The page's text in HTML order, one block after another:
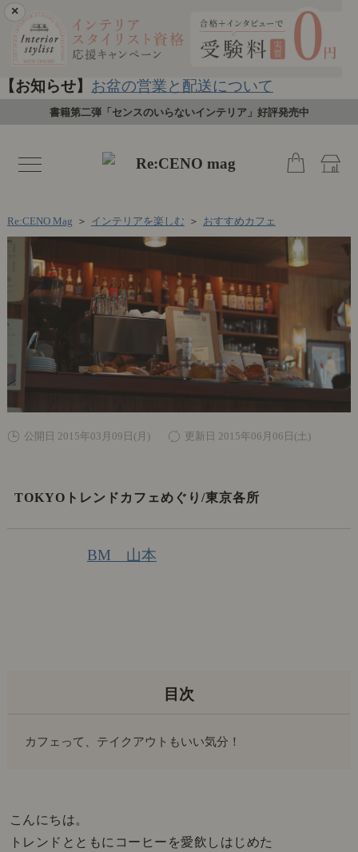
×
【お知らせ】 お盆の営業と配送について
書籍第二弾「センスのいらないインテリア」好評発売中
toggle
navigation
Re:CENO Mag ＞ インテリアを楽しむ ＞ おすすめカフェ
公開日 2015年03月09日(月) 更新日 2015年06月06日(土)
TOKYOトレンドカフェめぐり/東京各所
BM 山本
こんにちは。
トレンドとともにコーヒーを愛飲しはじめた
カフェって、テイクアウトもいい気分！